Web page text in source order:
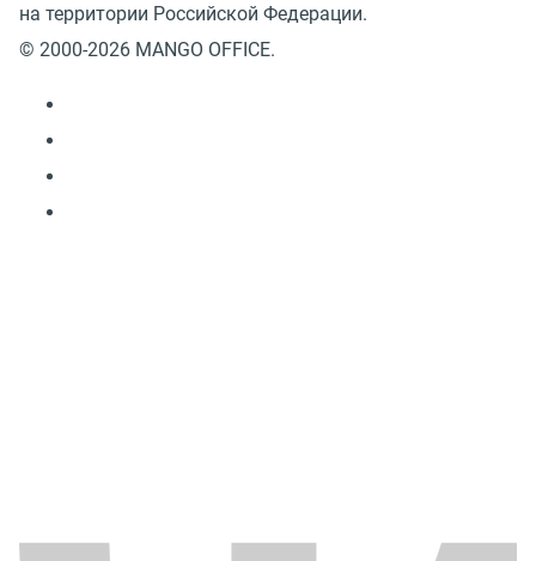
на территории Российской Федерации.
© 2000-2026 MANGO OFFICE.